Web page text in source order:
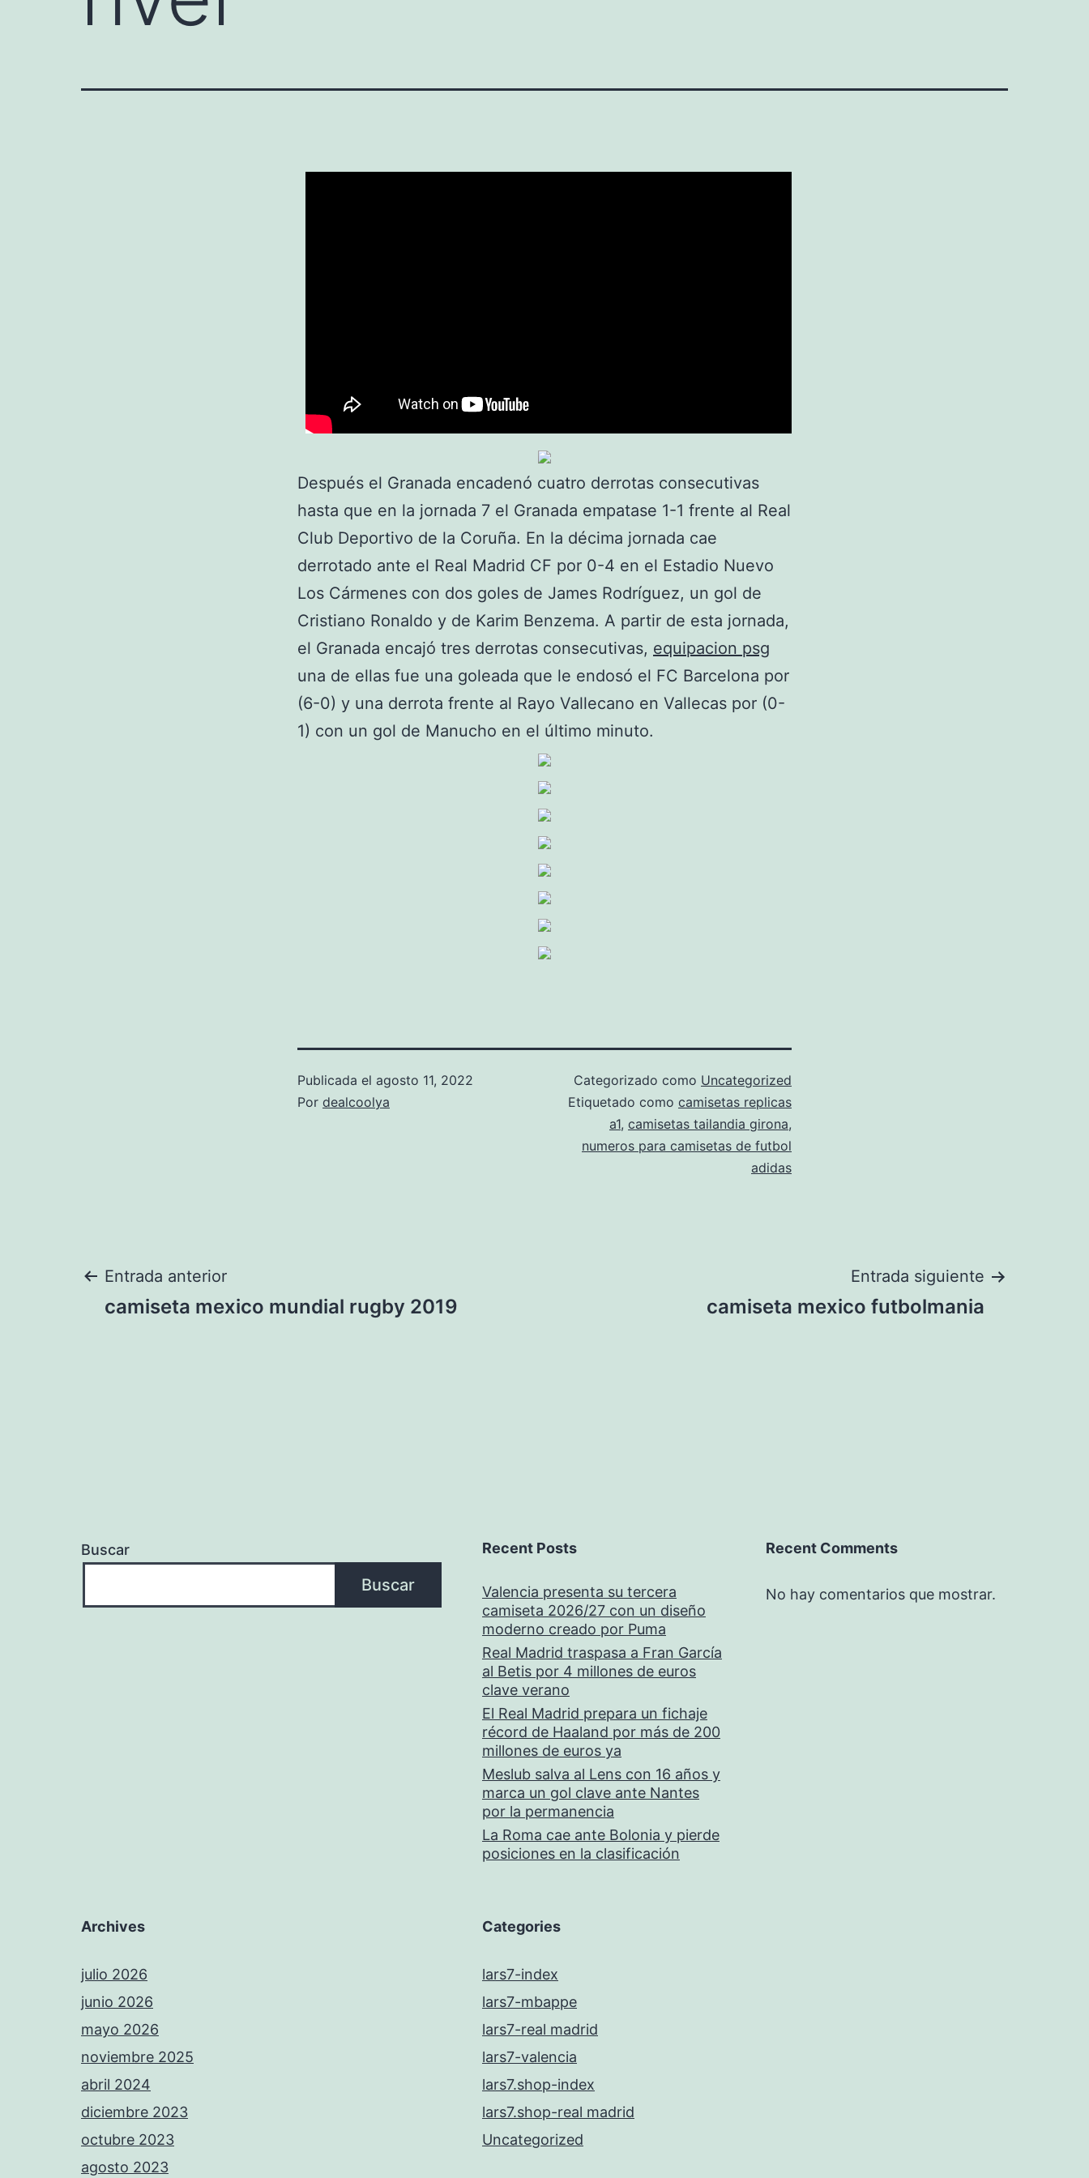
Después el Granada encadenó cuatro derrotas consecutivas
hasta que en la jornada 7 el Granada empatase 1-1 frente al Real
Club Deportivo de la Coruña. En la décima jornada cae
derrotado ante el Real Madrid CF por 0-4 en el Estadio Nuevo
Los Cármenes con dos goles de James Rodríguez, un gol de
Cristiano Ronaldo y de Karim Benzema. A partir de esta jornada,
el Granada encajó tres derrotas consecutivas, equipacion psg
una de ellas fue una goleada que le endosó el FC Barcelona por
(6-0) y una derrota frente al Rayo Vallecano en Vallecas por (0-
1) con un gol de Manucho en el último minuto.
Publicada el agosto 11, 2022
Por dealcoolya
Categorizado como Uncategorized
Etiquetado como camisetas replicas
a1, camisetas tailandia girona,
numeros para camisetas de futbol
adidas
Navegación
Entrada anterior
camiseta mexico mundial rugby 2019
Entrada siguiente
camiseta mexico futbolmania
Buscar
Buscar
Recent Posts
Valencia presenta su tercera
camiseta 2026/27 con un diseño
moderno creado por Puma
Real Madrid traspasa a Fran García
al Betis por 4 millones de euros
clave verano
El Real Madrid prepara un fichaje
récord de Haaland por más de 200
millones de euros ya
Meslub salva al Lens con 16 años y
marca un gol clave ante Nantes
por la permanencia
La Roma cae ante Bolonia y pierde
posiciones en la clasificación
Recent Comments
No hay comentarios que mostrar.
Archives
julio 2026
junio 2026
mayo 2026
noviembre 2025
abril 2024
diciembre 2023
octubre 2023
agosto 2023
Categories
lars7-index
lars7-mbappe
lars7-real madrid
lars7-valencia
lars7.shop-index
lars7.shop-real madrid
Uncategorized